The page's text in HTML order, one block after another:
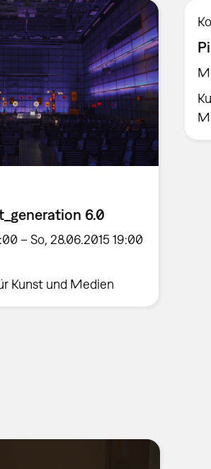
6.0
– So, 28.06.2015 19:00
Kunst und Medien